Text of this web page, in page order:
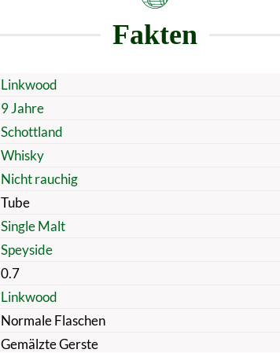
Fakten
Linkwood
9 Jahre
Schottland
Whisky
Nicht rauchig
Tube
Single Malt
Speyside
0.7
Linkwood
Normale Flaschen
Gemälzte Gerste